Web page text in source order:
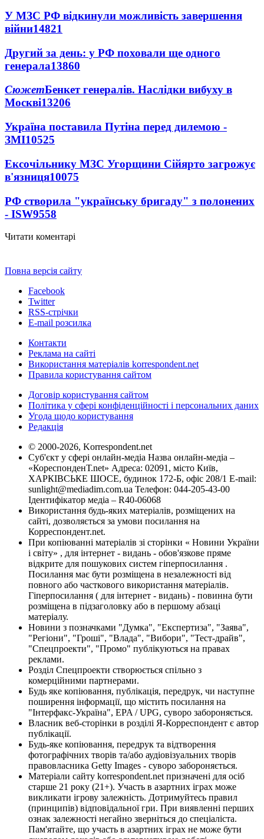
У МЗС РФ відкинули можливість завершення
війни14821
Другий за день: у РФ поховали ще одного
генерала13860
СюжетБенкет генералів. Наслідки вибуху в
Москві13206
Україна поставила Путіна перед дилемою -
ЗМІ10525
Ексочільнику МЗС Угорщини Сійярто загрожує
в'язниця10075
РФ створила "українську бригаду" з полонених
- ISW9558
Читати коментарі
Повна версія сайту
Facebook
Twitter
RSS-стрічки
E-mail розсилка
Контакти
Реклама на сайті
Використання матеріалів korrespondent.net
Правила користування сайтом
Договір користування сайтом
Політика у сфері конфіденційності і персональних даних
Угода щодо користування
Редакція
© 2000-2026, Korrespondent.net
Суб'єкт у сфері онлайн-медіа Назва онлайн-медіа –
«КореспонденТ.net» Адреса: 02091, місто Київ,
ХАРКІВСЬКЕ ШОСЕ, будинок 172-Б, офіс 208/1 E-mail:
sunlight@mediadim.com.ua Телефон: 044-205-43-00
Ідентифікатор медіа – R40-06068
Використання будь-яких матеріалів, розміщених на
сайті, дозволяється за умови посилання на
Корреспондент.net.
При копіюванні матеріалів зі сторінки « Новини України
і світу» , для інтернет - видань - обов'язкове пряме
відкрите для пошукових систем гіперпосилання .
Посилання має бути розміщена в незалежності від
повного або часткового використання матеріалів.
Гіперпосилання ( для інтернет - видань) - повинна бути
розміщена в підзаголовку або в першому абзаці
матеріалу.
Новини з позначками "Думка", "Експертиза", "Заява",
"Регіони", "Гроші", "Влада", "Вибори", "Тест-драйв",
"Спецпроекти", "Промо" публікуються на правах
реклами.
Розділ Спецпроекти створюється спільно з
комерційними партнерами.
Будь яке копіювання, публікація, передрук, чи наступне
поширення інформації, що містить посилання на
"Інтерфакс-Україна", EPA / UPG, суворо забороняється.
Власник веб-сторінки в розділі Я-Корреспондент є автор
публікації.
Будь-яке копіювання, передрук та відтворення
фотографічних творів та/або аудіовізуальних творів
правовласника Getty Images - суворо забороняється.
Матеріали сайту korrespondent.net призначені для осіб
старше 21 року (21+). Участь в азартних іграх може
викликати ігрову залежність. Дотримуйтесь правил
(принципів) відповідальної гри. При виявленні перших
ознак залежності негайно зверніться до спеціаліста.
Пам'ятайте, що участь в азартних іграх не може бути